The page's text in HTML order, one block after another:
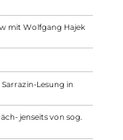
mit Wolfgang Hajek
Lesung in
jenseits von sog.